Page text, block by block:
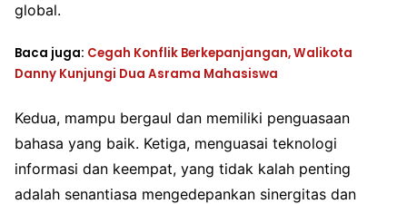
global.
Baca juga: Cegah Konflik Berkepanjangan, Walikota
Danny Kunjungi Dua Asrama Mahasiswa
Kedua, mampu bergaul dan memiliki penguasaan
bahasa yang baik. Ketiga, menguasai teknologi
informasi dan keempat, yang tidak kalah penting
adalah senantiasa mengedepankan sinergitas dan